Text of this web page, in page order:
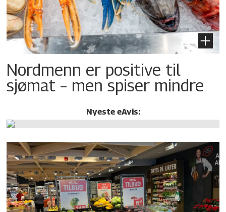
Nordmenn er positive til
sjømat – men spiser mindre
Nyeste eAvis: